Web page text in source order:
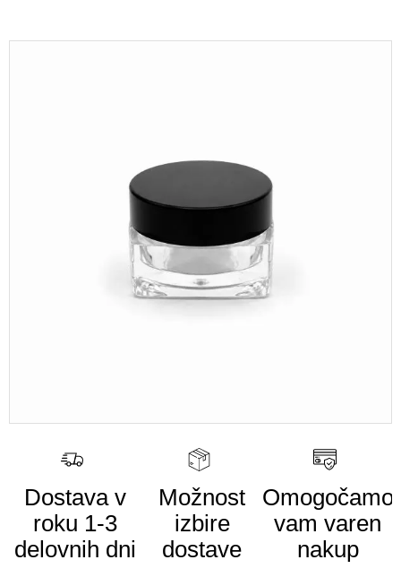
Dostava v
roku 1-3
delovnih dni
Možnost
izbire
dostave
Omogočamo
vam varen
nakup